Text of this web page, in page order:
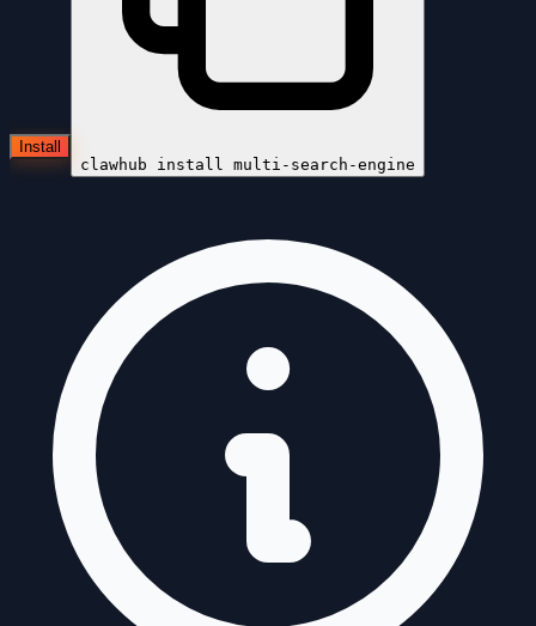
Install
clawhub install multi-search-engine